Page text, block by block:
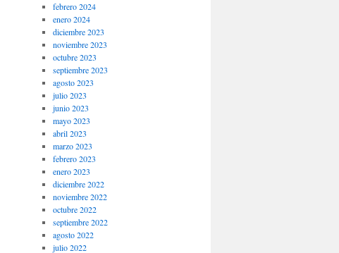
febrero 2024
enero 2024
diciembre 2023
noviembre 2023
octubre 2023
septiembre 2023
agosto 2023
julio 2023
junio 2023
mayo 2023
abril 2023
marzo 2023
febrero 2023
enero 2023
diciembre 2022
noviembre 2022
octubre 2022
septiembre 2022
agosto 2022
julio 2022